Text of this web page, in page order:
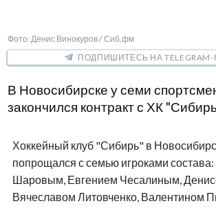
Фото: Денис Винокуров / Сиб.фм
ПОДПИШИТЕСЬ НА
В Новосибирске у семи
закончился контракт с ХК
Хоккейный клуб "Сибирь" в
попрощался с семью игроками
Шаровым, Евгением Чесалиным,
Вячеславом Литовченко, Валентином